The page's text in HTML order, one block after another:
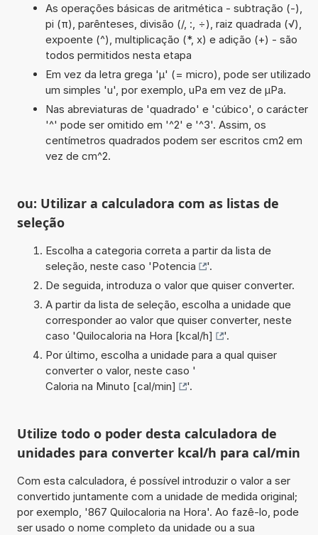
As operações básicas de aritmética - subtração (-),
pi (π), parênteses, divisão (/, :, ÷), raiz quadrada (√),
expoente (^), multiplicação (*, x) e adição (+) - são
todos permitidos nesta etapa
Em vez da letra grega 'µ' (= micro), pode ser utilizado
um simples 'u', por exemplo, uPa em vez de µPa.
Nas abreviaturas de 'quadrado' e 'cúbico', o carácter
'^' pode ser omitido em '^2' e '^3'. Assim, os
centímetros quadrados podem ser escritos cm2 em
vez de cm^2.
ou: Utilizar a calculadora com as listas de
seleção
Escolha a categoria correta a partir da lista de
seleção, neste caso 'Potencia
'.
De seguida, introduza o valor que quiser converter.
A partir da lista de seleção, escolha a unidade que
corresponder ao valor que quiser converter, neste
caso 'Quilocaloria na Hora [kcal/h]
'.
Por último, escolha a unidade para a qual quiser
converter o valor, neste caso '
Caloria na Minuto [cal/min]
'.
Utilize todo o poder desta calculadora de
unidades para converter kcal/h para cal/min
Com esta calculadora, é possível introduzir o valor a ser
convertido juntamente com a unidade de medida original;
por exemplo, '867 Quilocaloria na Hora'. Ao fazê-lo, pode
ser usado o nome completo da unidade ou a sua